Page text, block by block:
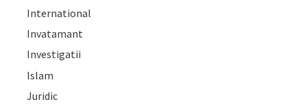
International
Invatamant
Investigatii
Islam
Juridic